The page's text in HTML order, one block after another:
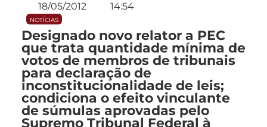
18/05/2012 14:54
NOTÍCIAS
Designado novo relator a PEC
que trata quantidade mínima de
votos de membros de tribunais
para declaração de
inconstitucionalidade de leis;
condiciona o efeito vinculante
de súmulas aprovadas pelo
Supremo Tribunal Federal à